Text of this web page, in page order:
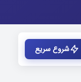
شروع سریع